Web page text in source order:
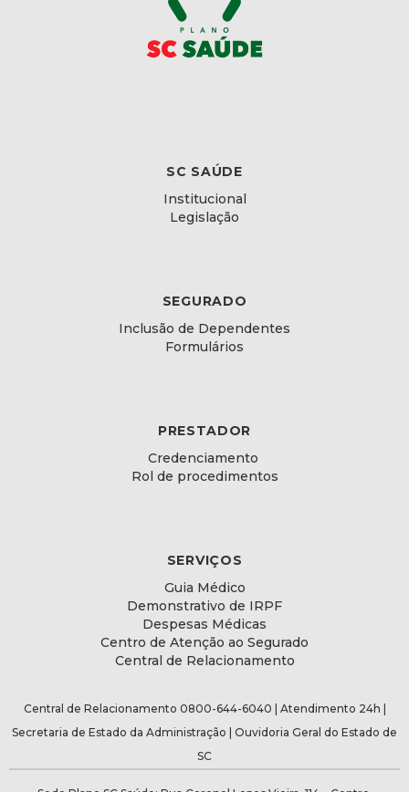
SC SAÚDE
Institucional
Legislação
SEGURADO
Inclusão de Dependentes
Formulários
PRESTADOR
Credenciamento
Rol de procedimentos
SERVIÇOS
Guia Médico
Demonstrativo de IRPF
Despesas Médicas
Centro de Atenção ao Segurado
Central de Relacionamento
Central de Relacionamento 0800-644-6040 | Atendimento 24h |
Secretaria de Estado da Administração
Ouvidoria Geral do Estado de
SC